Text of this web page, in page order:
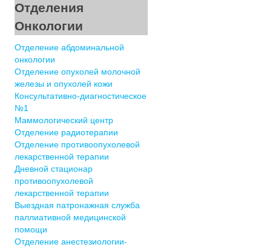
Отделения
Онкологии
Отделение абдоминальной
онкологии
Отделение опухолей молочной
железы и опухолей кожи
Консультативно-диагностическое
№1
Маммологический центр
Отделение радиотерапии
Отделение противоопухолевой
лекарственной терапии
Дневной стационар
противоопухолевой
лекарственной терапии
Выездная патронажная служба
паллиативной медицинской
помощи
Отделение анестезиологии-